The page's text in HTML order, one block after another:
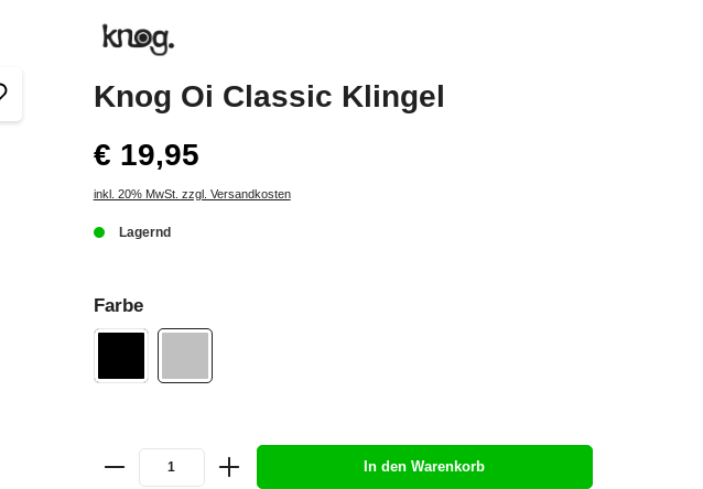
Knog Oi Classic Klingel
€ 19,95
inkl. 20% MwSt. zzgl. Versandkosten
Lagernd
Farbe
In den Warenkorb